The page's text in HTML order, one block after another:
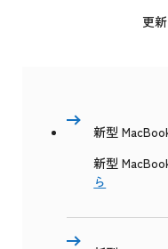
更
新型
新型
ら